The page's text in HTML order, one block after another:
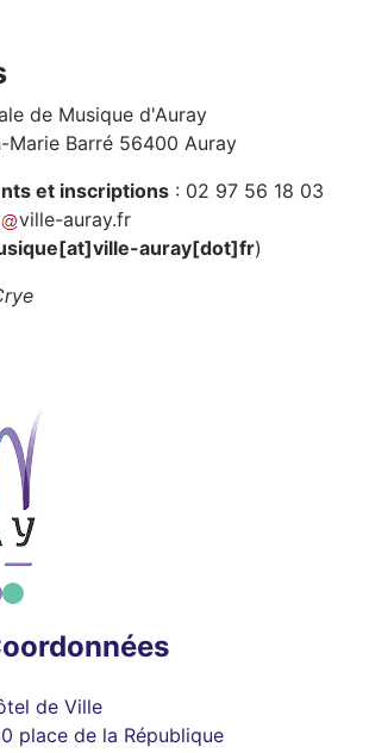
de Musique d'Auray
Marie Barré 56400 Auray
et inscriptions : 02 97 56 18 03
ville-auray.fr
auray[dot]fr)
de Ville
place de la République